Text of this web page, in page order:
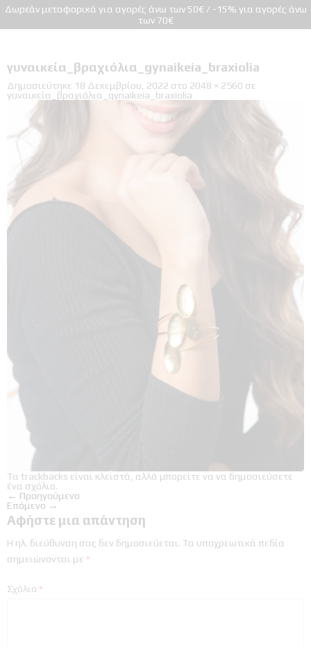
Δωρεάν μεταφορικά για αγορές άνω των 50€ / -15% για αγορές άνω
των 70€
γυναικεία_βραχιόλια_gynaikeia_braxiolia
Δημοσιεύτηκε 18 Δεκεμβρίου, 2022 στο 2048 × 2560 σε
γυναικεία_βραχιόλια_gynaikeia_braxiolia
Τα trackbacks είναι κλειστά, αλλά μπορείτε να να δημοσιεύσετε
ένα σχόλιο.
← Προηγούμενο
Επόμενο →
Αφήστε μια απάντηση
Η ηλ. διεύθυνση σας δεν δημοσιεύεται. Τα υποχρεωτικά πεδία
σημειώνονται με *
Σχόλιο *